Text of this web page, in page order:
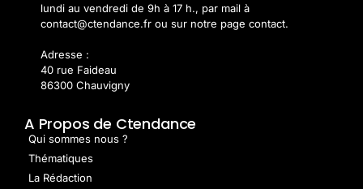
lundi au vendredi de 9h à 17 h., par mail à
contact@ctendance.fr ou sur notre page contact.
Adresse :
40 rue Faideau
86300 Chauvigny
A Propos de Ctendance
Qui sommes nous ?
Thématiques
La Rédaction